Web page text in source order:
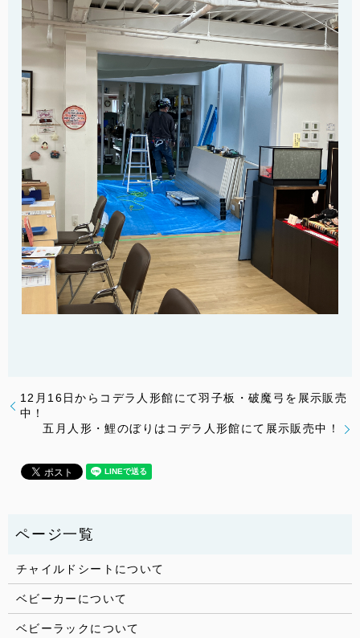
12月16日からコデラ人形館にて羽子板・破魔弓を展示販売
中！
五月人形・鯉のぼりはコデラ人形館にて展示販売中！
チャイルドシートについて
ベビーカーについて
ベビーラックについて